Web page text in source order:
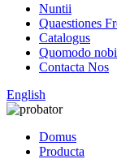
Nuntii
Quaestiones
Catalogus
Quomodo
Contacta Nos
English
Domus
Producta